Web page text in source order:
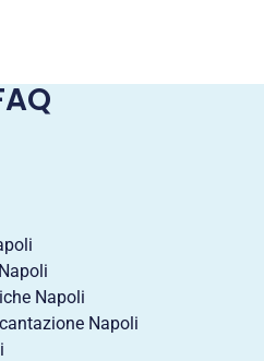
Napoli
Napoli